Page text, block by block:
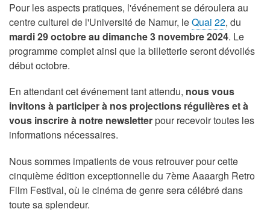
Pour les aspects pratiques, l'événement se déroulera au
centre culturel de l'Université de Namur, leQuai 22, du
mardi 29 octobre au dimanche 3 novembre 2024. Le
programme complet ainsi que la billetterie seront dévoilés
début octobre.
En attendant cet événement tant attendu, nous vous
invitons à participer à nos projections régulièreset à
vous inscrire à notre newsletterpour recevoir toutes les
informations nécessaires.
Nous sommes impatients de vous retrouver pour cette
cinquième édition exceptionnelle du 7ème Aaaargh Retro
Film Festival, où le cinéma de genre sera célébré dans
toute sa splendeur.